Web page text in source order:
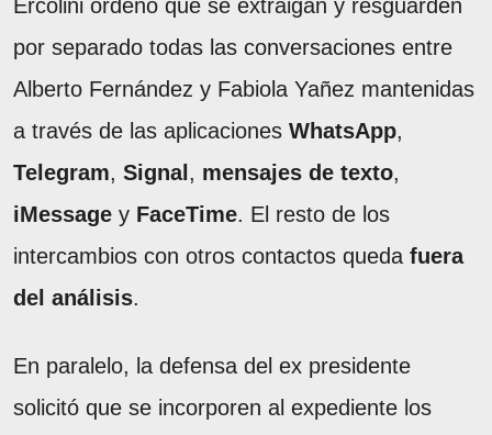
Ercolini ordenó que se extraigan y resguarden
por separado todas las conversaciones entre
Alberto Fernández y Fabiola Yañez mantenidas
a través de las aplicaciones WhatsApp,
Telegram, Signal , mensajes de texto,
iMessage y FaceTime. El resto de los
intercambios con otros contactos queda fuera
del análisis.
En paralelo, la defensa del ex presidente
solicitó que se incorporen al expediente los